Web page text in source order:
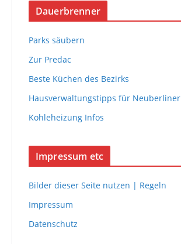
Dauerbrenner
Parks säubern
Zur Predac
Beste Küchen des Bezirks
Hausverwaltungstipps für Neuberliner
Kohleheizung Infos
Impressum etc
Bilder dieser Seite nutzen | Regeln
Impressum
Datenschutz